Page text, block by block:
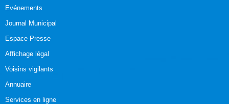
Evénements
Journal Municipal
Espace Presse
Affichage légal
Voisins vigilants
Annuaire
Services en ligne